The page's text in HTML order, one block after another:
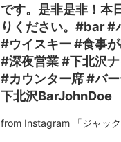
です。是非是非！本
りください。#bar
#ウイスキー #食事
#深夜営業 #下北沢
#カウンター席 #バ
下北沢BarJohnDoe
from Instagram 「ジャッ